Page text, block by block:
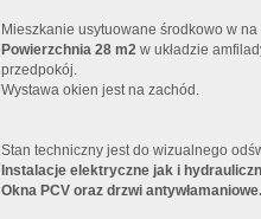
Mieszkanie usytuowane środkowo w
Powierzchnia 28 m2 w układzie
przedpokój.
Wystawa okien jest na zachód.
Stan techniczny jest do wizualnego
Instalacje elektryczne jak i
Okna PCV oraz drzwi antywłamaniowe.